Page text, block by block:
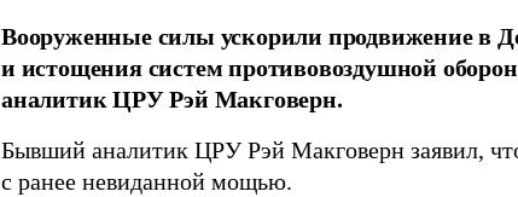
Вооруженные силы ускорили продвижение в
и истощения систем противовоздушной
аналитик ЦРУ Рэй Макговерн.
Бывший аналитик ЦРУ Рэй Макговерн заявил,
с ранее невиданной мощью.